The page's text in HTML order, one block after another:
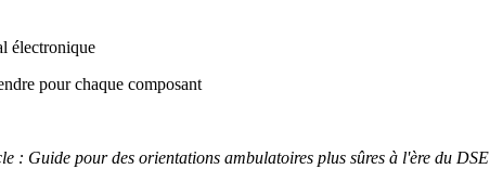
électronique
pour chaque composant
: Guide pour des orientations ambulatoires plus sûres à l'ère du DSE